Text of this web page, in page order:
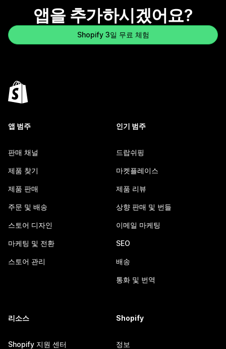
앱을 추가하시겠어요?
Shopify 3일 무료 체험
앱 범주
판매 채널
제품 찾기
제품 판매
주문 및 배송
스토어 디자인
마케팅 및 전환
스토어 관리
인기 범주
드랍쉬핑
마켓플레이스
제품 리뷰
상향 판매 및 번들
이메일 마케팅
SEO
배송
통화 및 번역
리소스
Shopify 지원 센터
Shopify
정보